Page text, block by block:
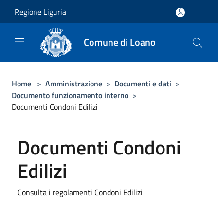
Regione Liguria
Comune di Loano
Home > Amministrazione > Documenti e dati >
Documento funzionamento interno >
Documenti Condoni Edilizi
Documenti Condoni
Edilizi
Consulta i regolamenti Condoni Edilizi